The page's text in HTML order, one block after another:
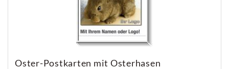
Oster-Postkarten mit Osterhasen